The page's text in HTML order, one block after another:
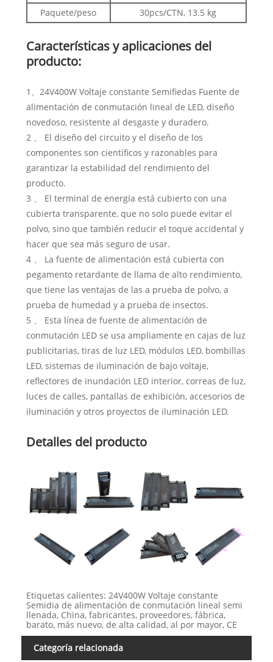
Paquete/peso 30pcs/CTN, 13.5 kg
Características y aplicaciones del
producto:
1、24V400W Voltaje constante Semifiedas Fuente de
alimentación de conmutación lineal de LED, diseño
novedoso, resistente al desgaste y duradero.
2 、 El diseño del circuito y el diseño de los
componentes son científicos y razonables para
garantizar la estabilidad del rendimiento del
producto.
3 、 El terminal de energía está cubierto con una
cubierta transparente, que no solo puede evitar el
polvo, sino que también reducir el toque accidental y
hacer que sea más seguro de usar.
4 、 La fuente de alimentación está cubierta con
pegamento retardante de llama de alto rendimiento,
que tiene las ventajas de las a prueba de polvo, a
prueba de humedad y a prueba de insectos.
5 、 Esta línea de fuente de alimentación de
conmutación LED se usa ampliamente en cajas de luz
publicitarias, tiras de luz LED, módulos LED, bombillas
LED, sistemas de iluminación de bajo voltaje,
reflectores de inundación LED interior, correas de luz,
luces de calles, pantallas de exhibición, accesorios de
iluminación y otros proyectos de iluminación LED.
Detalles del producto
Etiquetas calientes: 24V400W Voltaje constante
Semidia de alimentación de conmutación lineal semi
llenada, China, fabricantes, proveedores, fábrica,
barato, más nuevo, de alta calidad, al por mayor, CE
Categoría relacionada